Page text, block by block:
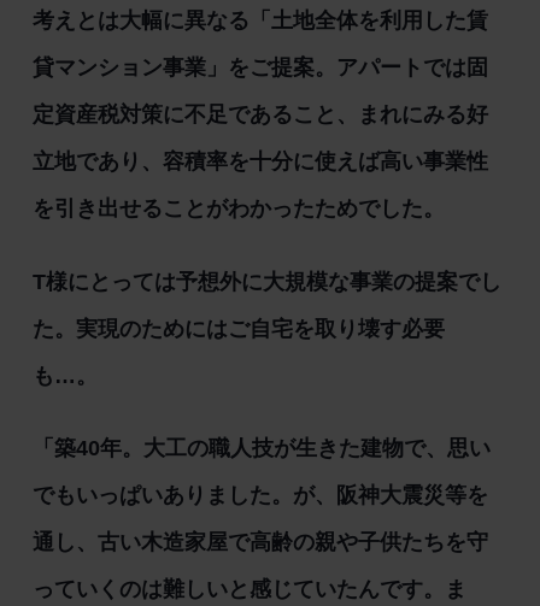
考えとは大幅に異なる「土地全体を利用した賃
貸マンション事業」をご提案。アパートでは固
定資産税対策に不足であること、まれにみる好
立地であり、容積率を十分に使えば高い事業性
を引き出せることがわかったためでした。
T様にとっては予想外に大規模な事業の提案でし
た。実現のためにはご自宅を取り壊す必要
も…。
「築40年。大工の職人技が生きた建物で、思い
でもいっぱいありました。が、阪神大震災等を
通し、古い木造家屋で高齢の親や子供たちを守
っていくのは難しいと感じていたんです。ま